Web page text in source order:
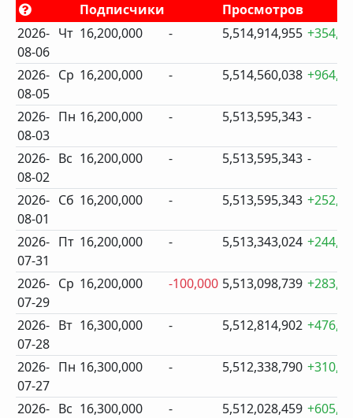
Подписчики
Просмотров
2026-
08-06
Чт 16,200,000 - 5,514,914,955
2026-
08-05
Ср 16,200,000 - 5,514,560,038
2026-
08-03
Пн 16,200,000 - 5,513,595,343 -
2026-
08-02
Вс 16,200,000 - 5,513,595,343 -
2026-
08-01
Сб 16,200,000 - 5,513,595,343
2026-
07-31
Пт 16,200,000 - 5,513,343,024
2026-
07-29
Ср 16,200,000 -100,000 5,513,098,739
2026-
07-28
Вт 16,300,000 - 5,512,814,902
2026-
07-27
Пн 16,300,000 - 5,512,338,790
2026- Вс 16,300,000 - 5,512,028,459